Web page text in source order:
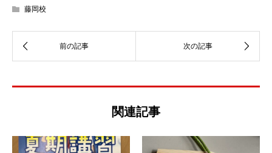
藤岡校
関連記事